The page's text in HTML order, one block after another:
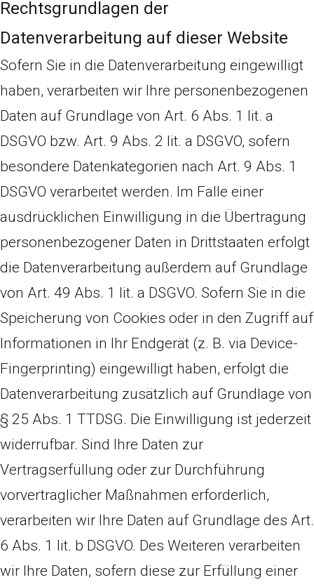
Rechtsgrundlagen der
Datenverarbeitung auf dieser Website
Sofern Sie in die Datenverarbeitung eingewilligt
haben, verarbeiten wir Ihre personenbezogenen
Daten auf Grundlage von Art. 6 Abs. 1 lit. a
DSGVO bzw. Art. 9 Abs. 2 lit. a DSGVO, sofern
besondere Datenkategorien nach Art. 9 Abs. 1
DSGVO verarbeitet werden. Im Falle einer
ausdrücklichen Einwilligung in die Übertragung
personenbezogener Daten in Drittstaaten erfolgt
die Datenverarbeitung außerdem auf Grundlage
von Art. 49 Abs. 1 lit. a DSGVO. Sofern Sie in die
Speicherung von Cookies oder in den Zugriff auf
Informationen in Ihr Endgerät (z. B. via Device-
Fingerprinting) eingewilligt haben, erfolgt die
Datenverarbeitung zusätzlich auf Grundlage von
§ 25 Abs. 1 TTDSG. Die Einwilligung ist jederzeit
widerrufbar. Sind Ihre Daten zur
Vertragserfüllung oder zur Durchführung
vorvertraglicher Maßnahmen erforderlich,
verarbeiten wir Ihre Daten auf Grundlage des Art.
6 Abs. 1 lit. b DSGVO. Des Weiteren verarbeiten
wir Ihre Daten, sofern diese zur Erfüllung einer